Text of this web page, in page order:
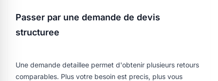
Passer par une demande de devis
structuree
Une demande detaillee permet d'obtenir plusieurs retours
comparables. Plus votre besoin est precis, plus vous